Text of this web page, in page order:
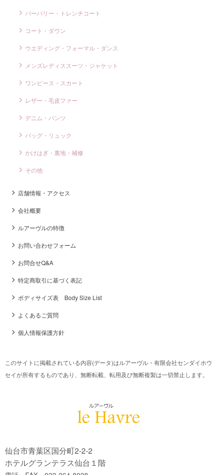
バーバリー・トレンチコート
コート・ダウン
ウエディング・フォーマル・ダンス
メンズレディススーツ・ジャケット
ワンピース・スカート
レザー・毛皮ファー
デニム・パンツ
バッグ・リュック
かけはぎ・裏地・補修
その他
店舗情報・アクセス
会社概要
ルアーヴルの特徴
お問い合わせフォーム
お問合せQ&A
特定商取引に基づく表記
ボディサイズ表 Body Size List
よくあるご質問
個人情報保護方針
このサイトに掲載されている内容(データ)はルアーヴル・有限会社センダイホウ
セイが所有するものであり、無断転載、転用及び無断複製は一切禁止します。
仙台市青葉区国分町2-2-2
ホテルグランテラス仙台１階